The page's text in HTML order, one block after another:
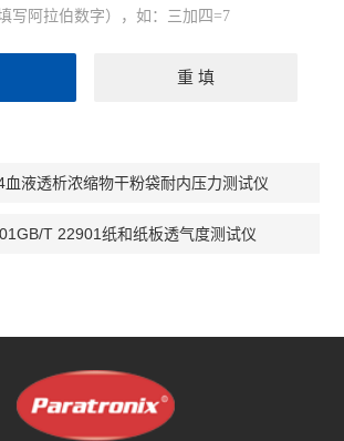
写阿拉伯数字），如：三加四=7
血液透析浓缩物干粉袋耐内压力测试仪
T 22901纸和纸板透气度测试仪